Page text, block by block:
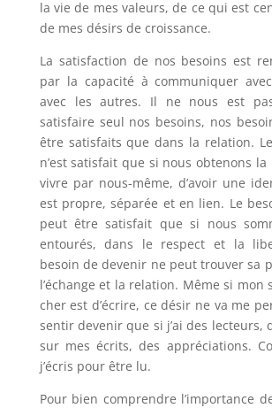
la vie de mes valeurs, de ce qui est
de mes désirs de croissance.
La satisfaction de nos besoins est
par la capacité à communiquer
avec les autres. Il ne nous est
satisfaire seul nos besoins, nos
être satisfaits que dans la relation.
n’est satisfait que si nous obtenons
vivre par nous-même, d’avoir une
est propre, séparée et en lien. Le
peut être satisfait que si nous
entourés, dans le respect et la
besoin de devenir ne peut trouver sa
l’échange et la relation. Même si mon
cher est d’écrire, ce désir ne va me
sentir devenir que si j’ai des lecteurs,
sur mes écrits, des appréciations.
j’écris pour être lu.
Pour bien comprendre l’importance